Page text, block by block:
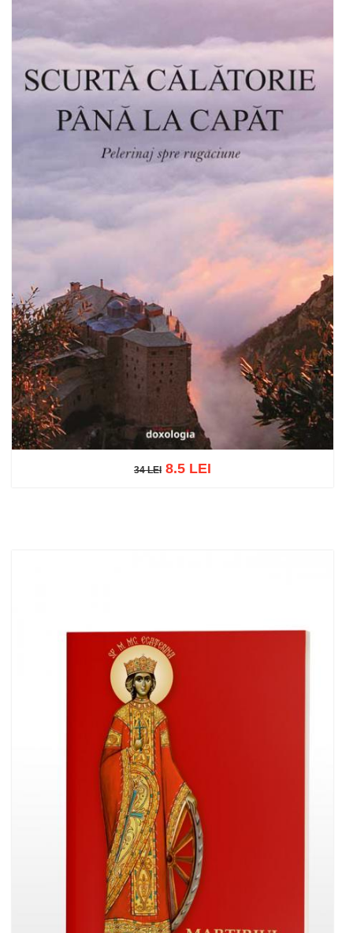
34 LEI
34 LEI 8.5 LEI